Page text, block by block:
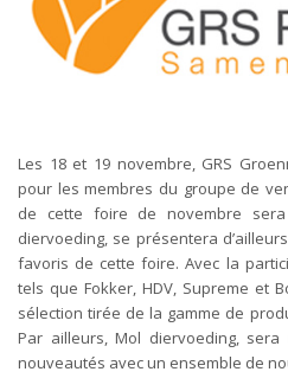
Les 18 et 19 novembre, GRS
pour les membres du groupe de
de cette foire de novembre sera
diervoeding, se présentera
favoris de cette foire. Avec la
tels que Fokker, HDV, Supreme et
sélection tirée de la gamme de
Par ailleurs, Mol diervoeding,
nouveautés avec un ensemble de